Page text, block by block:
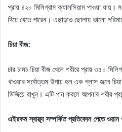
প্রায় ৪২০ মিলিগ্রাম ক্যালসিয়াম পাওয়া যায়।
দিয়ে খেতে পারেন। এছাড়াও ছোলায় ভালো
চিয়া বীজ:
চার চামচ চিয়া বীজ খেলে শরীরে প্রায় ৩৫০
খাওয়ার সর্বোত্তম উপায় হল এক গ্লাস জলে
ভিজিয়ে রাখুন। এটি পান করলে আপনার শরীর
এইরকম স্বাস্থ্য সম্পর্কিত প্রতিবেদন পেতে ওয়ান